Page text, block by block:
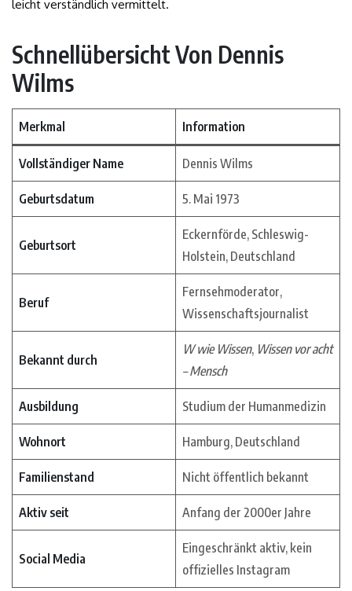
leicht verständlich vermittelt.
Schnellübersicht Von Dennis
Wilms
Merkmal Information
Vollständiger Name Dennis Wilms
Geburtsdatum 5. Mai 1973
Geburtsort
Eckernförde, Schleswig-
Holstein, Deutschland
Beruf
Fernsehmoderator,
Wissenschaftsjournalist
Bekannt durch
W wie Wissen, Wissen vor acht
– Mensch
Ausbildung Studium der Humanmedizin
Wohnort Hamburg, Deutschland
Familienstand Nicht öffentlich bekannt
Aktiv seit Anfang der 2000er Jahre
Social Media
Eingeschränkt aktiv, kein
offizielles Instagram